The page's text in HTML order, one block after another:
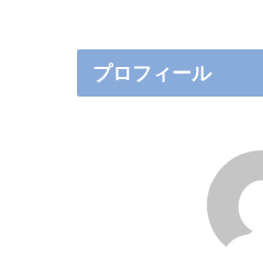
プロフィール